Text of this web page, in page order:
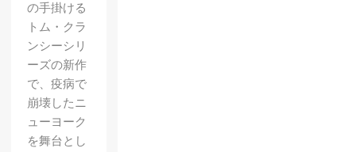
の手掛ける
トム・クラ
ンシーシリ
ーズの新作
で、疫病で
崩壊したニ
ューヨーク
を舞台とし